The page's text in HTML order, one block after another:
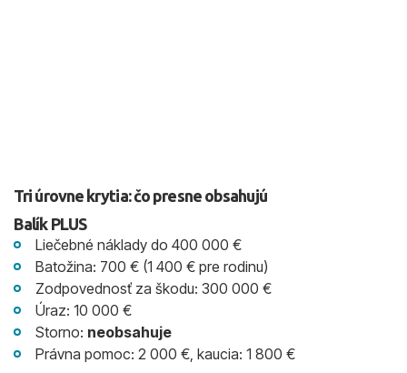
Tri úrovne krytia: čo presne obsahujú
Balík PLUS
Liečebné náklady do 400 000 €
Batožina: 700 € (1 400 € pre rodinu)
Zodpovednosť za škodu: 300 000 €
Úraz: 10 000 €
Storno: neobsahuje
Právna pomoc: 2 000 €, kaucia: 1 800 €